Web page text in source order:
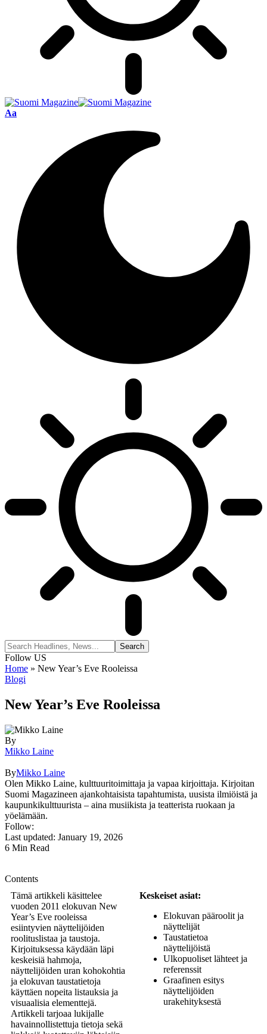
Font
Aa
Follow US
Home » New Year’s Eve Rooleissa
Blogi
New Year’s Eve Rooleissa
By
Mikko Laine
ByMikko Laine
Olen Mikko Laine, kulttuuritoimittaja ja vapaa kirjoittaja. Kirjoitan
Suomi Magazineen ajankohtaisista tapahtumista, uusista ilmiöistä ja
kaupunkikulttuurista – aina musiikista ja teatterista ruokaan ja
yöelämään.
Follow:
Last updated: January 19, 2026
6 Min Read
Contents
Tämä artikkeli käsittelee
vuoden 2011 elokuvan New
Year’s Eve rooleissa
esiintyvien näyttelijöiden
roolituslistaa ja taustoja.
Kirjoituksessa käydään läpi
keskeisiä hahmoja,
näyttelijöiden uran kohokohtia
ja elokuvan taustatietoja
käyttäen nopeita listauksia ja
visuaalisia elementtejä.
Artikkeli tarjoaa lukijalle
havainnollistettuja tietoja sekä
Keskeiset asiat:
Elokuvan pääroolit ja
näyttelijät
Taustatietoa
näyttelijöistä
Ulkopuoliset lähteet ja
referenssit
Graafinen esitys
näyttelijöiden
urakehityksestä